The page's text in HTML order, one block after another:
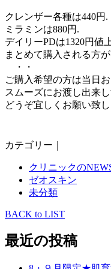
クレンザー各種は440円.
ミラミンは880円.
デイリーPDは1320円値
まとめて購入される方
・・
ご購入希望の方は当日
スムーズにお渡し出来
どうぞ宜しくお願い致し
カテゴリー｜
クリニックの
ゼオスキン
未分類
BACK to LIST
最近の投稿